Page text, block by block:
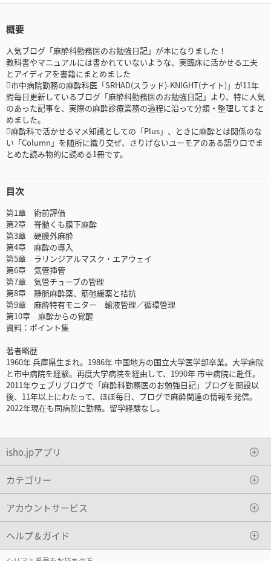
概要
人気ブログ「麻酔科勤務医のお勉強日記」が本になりました！
教科書やマニュアルには書かれていないような、実臨床に活かせる工夫
とアイディアを書籍にまとめました
市中病院勤務の麻酔科医「SRHAD(スラッド)-KNIGHT(ナイト)」が11年
間毎日更新しているブログ「麻酔科勤務医のお勉強日記」より、特に人気
のあった記事を、実際の麻酔診療業務の過程に沿って分類・整理してまと
めました。
麻酔科で活かせるマメ知識としての「Plus」、ときに麻酔とは関係のな
い「Column」を随所に織り交ぜ、さりげないユーモアのある語り口でま
とめた読み物的に読める1冊です。
目次
第1章 術前評価
第2章 脊髄くも膜下麻酔
第3章 硬膜外麻酔
第4章 麻酔の導入
第5章 ラリンジアルマスク・エアウェイ
第6章 気管挿管
第7章 気管チューブの管理
第8章 静脈麻酔薬、筋弛緩薬と拮抗
第9章 麻酔特有モニター 輸液管理／循環管理
第10章 麻酔からの覚醒
資料：ポイント集
著者略歴
1960年 兵庫県生まれ。1986年 中国地方の国立大学医学部卒業。大学病院
と市中病院を経験。再度大学病院を経由して、1990年 市中病院に赴任。
2011年ウェブリブログで「麻酔科勤務医のお勉強日記」ブログを開設以
後、11年以上にわたって、ほぼ毎日、ブログで麻酔関連の情報を発信。
2022年現在も同病院に勤務。留学経験なし。
isho.jpアプリ
カテゴリー
アカウントサービス
ヘルプ＆ガイド